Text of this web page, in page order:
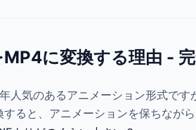
MP4に変換する理由 -
人気のあるアニメーション形式で
すると、アニメーションを保ちなが